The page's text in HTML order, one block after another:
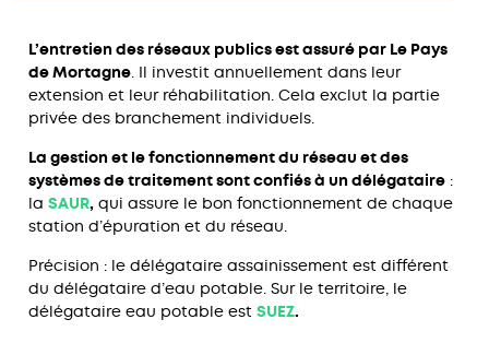
L’entretien des réseaux publics est assuré par Le Pays
de Mortagne. Il investit annuellement dans leur
extension et leur réhabilitation. Cela exclut la partie
privée des branchement individuels.
La gestion et le fonctionnement du réseau et des
systèmes de traitement sont confiés à un délégataire :
laSAUR, qui assure le bon fonctionnement de chaque
station d’épuration et du réseau.
Précision : le délégataire assainissement est différent
du délégataire d’eau potable. Sur le territoire, le
délégataire eau potable estSUEZ.